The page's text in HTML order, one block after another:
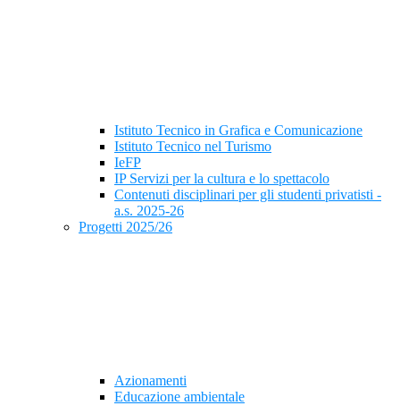
Istituto Tecnico in Grafica e Comunicazione
Istituto Tecnico nel Turismo
IeFP
IP Servizi per la cultura e lo spettacolo
Contenuti disciplinari per gli studenti privatisti -
a.s. 2025-26
Progetti 2025/26
Azionamenti
Educazione ambientale